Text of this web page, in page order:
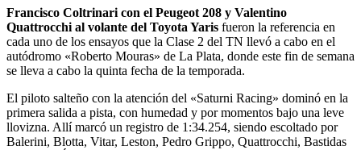
Francisco Coltrinari con el Peugeot 208 y Valentino
Quattrocchi al volante del Toyota Yaris fueron la referencia en
cada uno de los ensayos que la Clase 2 del TN llevó a cabo en el
autódromo «Roberto Mouras» de La Plata, donde este fin de semana
se lleva a cabo la quinta fecha de la temporada.
El piloto salteño con la atención del «Saturni Racing» dominó en la
primera salida a pista, con humedad y por momentos bajo una leve
llovizna. Allí marcó un registro de 1:34.254, siendo escoltado por
Balerini, Blotta, Vitar, Leston, Pedro Grippo, Quattrocchi, Bastidas